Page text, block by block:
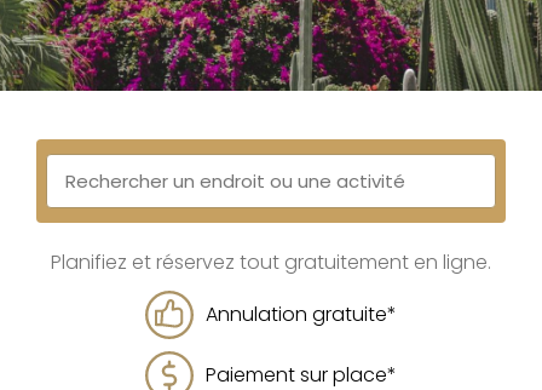
Planifiez et réservez tout gratuitement en ligne.
Annulation gratuite*
Paiement sur place*